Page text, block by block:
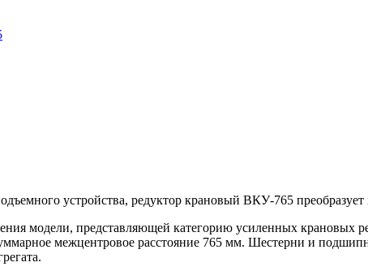
устройства, редуктор крановый ВКУ-765
модели, представляющей категорию усиленных крановых
межцентровое расстояние 765 мм. Шестерни и